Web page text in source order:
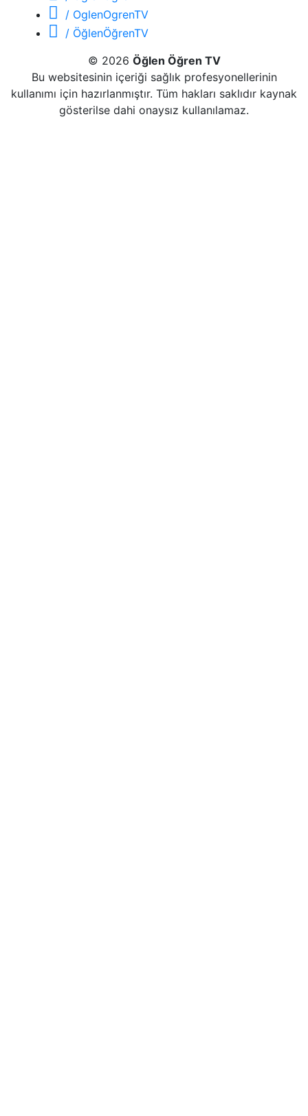
/ OglenOgrenTV
/ ÖğlenÖğrenTV
© 2026 Öğlen Öğren TV
Bu websitesinin içeriği sağlık profesyonellerinin
kullanımı için hazırlanmıştır. Tüm hakları saklıdır kaynak
gösterilse dahi onaysız kullanılamaz.